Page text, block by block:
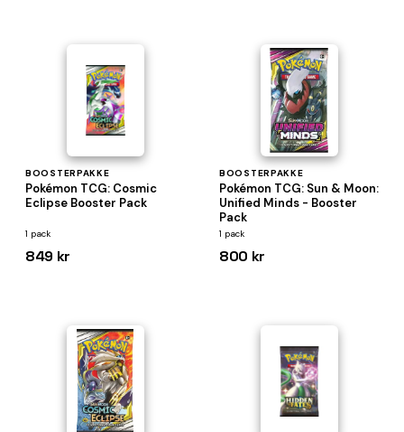
BOOSTERPAKKE
Pokémon TCG: Cosmic
Eclipse Booster Pack
1 pack
849 kr
BOOSTERPAKKE
Pokémon TCG: Sun & Moon:
Unified Minds - Booster
Pack
1 pack
800 kr